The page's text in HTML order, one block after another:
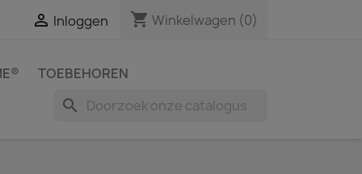
 Inloggen shopping_cart Winkelwagen (0)
TOEBEHOREN
search